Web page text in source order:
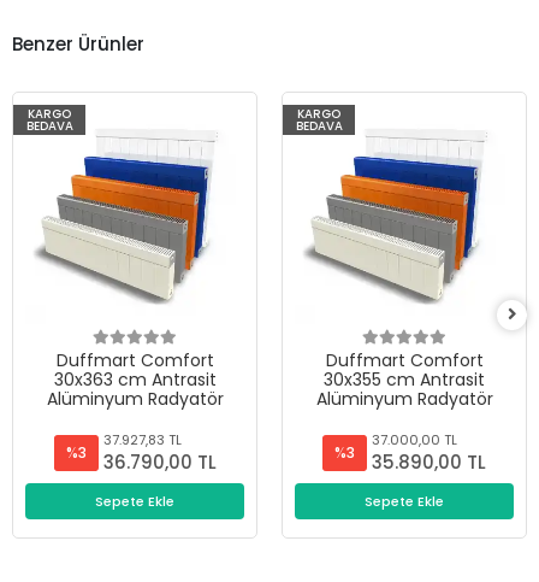
Benzer Ürünler
KARGO
BEDAVA
Duffmart Comfort
30x363 cm Antrasit
Alüminyum Radyatör
%3
37.927,83 TL
36.790,00 TL
Sepete Ekle
KARGO
BEDAVA
Duffmart Comfort
30x355 cm Antrasit
Alüminyum Radyatör
%3
37.000,00 TL
35.890,00 TL
Sepete Ekle